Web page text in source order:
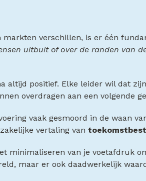
verschillen, is er één
uitbuit of over de randen van
altijd positief. Elke leider wil dat
overdragen aan een volgende
vaak gesmoord in de waan
vertaling van
minimaliseren van je voetafdruk
maar er ook daadwerkelijk